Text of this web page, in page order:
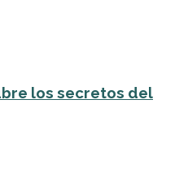
los secretos del